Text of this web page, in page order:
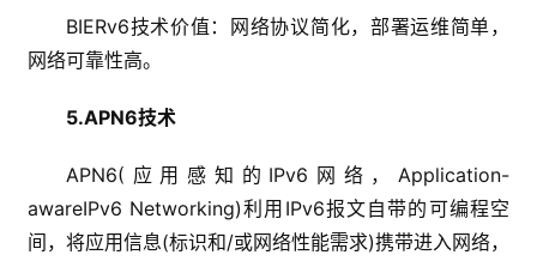
BIERv6技术价值：网络协议简化，部署运维简单，
网络可靠性高。
5.APN6技术
APN6(应用感知的IPv6网络，Application-
awareIPv6 Networking)利用IPv6报文自带的可编程空
间，将应用信息(标识和/或网络性能需求)携带进入网络，